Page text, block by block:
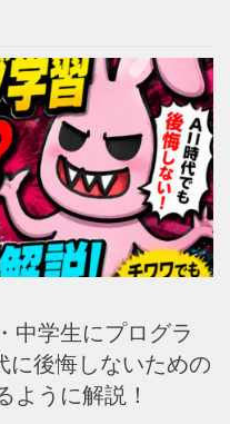
中学生にプログラ
に後悔しないための
ように解説！